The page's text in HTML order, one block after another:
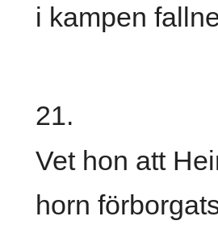
i kampen
21.
Vet hon att
horn